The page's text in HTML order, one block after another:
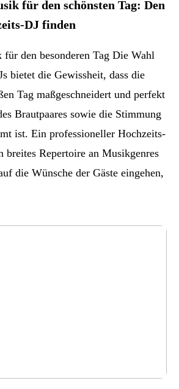
für den schönsten Tag: Den
DJ finden
den besonderen Tag Die Wahl
bietet die Gewissheit, dass die
Tag maßgeschneidert und perfekt
Brautpaares sowie die Stimmung
ist. Ein professioneller Hochzeits-
breites Repertoire an Musikgenres
die Wünsche der Gäste eingehen,